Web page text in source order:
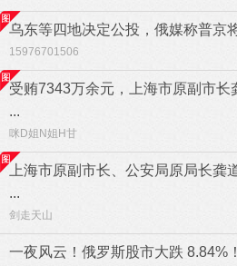
乌东等四地决定公投，俄媒称普京
15976701506
受贿7343万余元，上海市原副市长
...
咪D姐N姐H甘
上海市原副市长、公安局原局长龚
...
剑走天山
一夜风云！俄罗斯股市大跌 8.84%